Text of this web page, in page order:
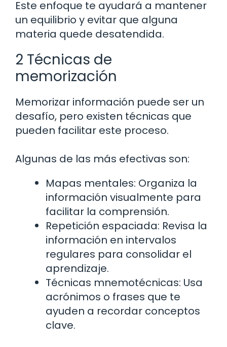
Este enfoque te ayudará a mantener
un equilibrio y evitar que alguna
materia quede desatendida.
2 Técnicas de
memorización
Memorizar información puede ser un
desafío, pero existen técnicas que
pueden facilitar este proceso.
Algunas de las más efectivas son:
Mapas mentales: Organiza la
información visualmente para
facilitar la comprensión.
Repetición espaciada: Revisa la
información en intervalos
regulares para consolidar el
aprendizaje.
Técnicas mnemotécnicas: Usa
acrónimos o frases que te
ayuden a recordar conceptos
clave.